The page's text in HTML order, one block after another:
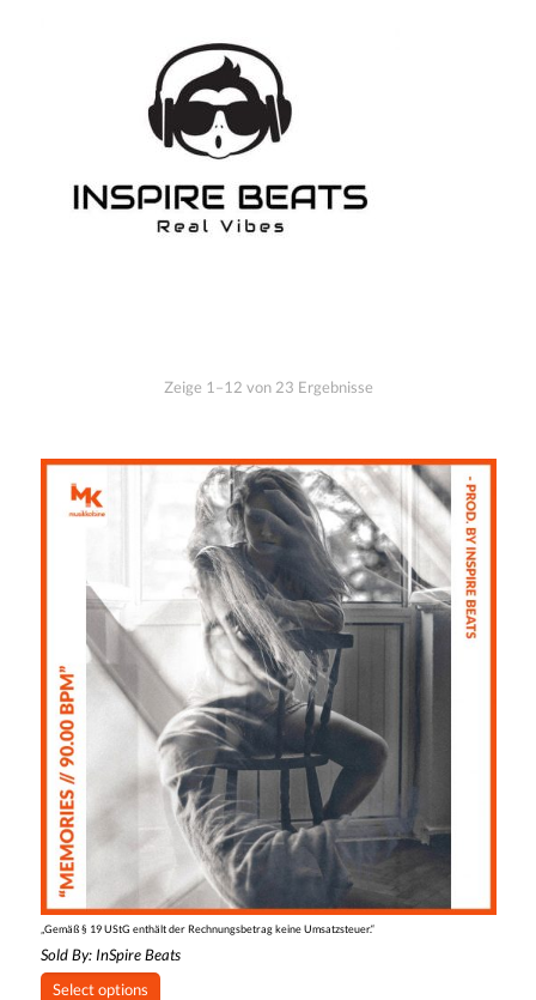
Zeige 1–12 von 23 Ergebnisse
„Gemäß § 19 UStG enthält der Rechnungsbetrag keine Umsatzsteuer.“
Sold By: InSpire Beats
Select options